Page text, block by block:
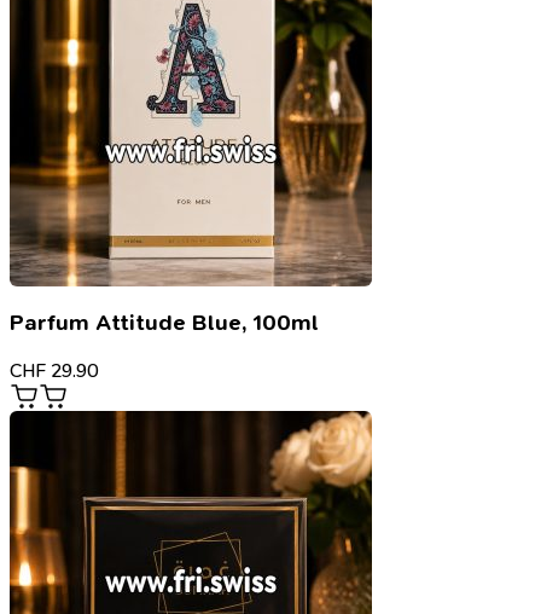
Parfum Attitude Blue, 100ml
CHF 29.90